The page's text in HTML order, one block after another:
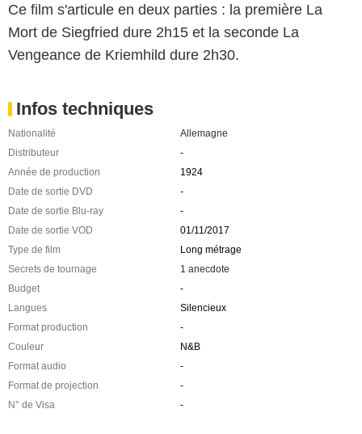
Ce film s'articule en deux parties : la première La
Mort de Siegfried dure 2h15 et la seconde La
Vengeance de Kriemhild dure 2h30.
Infos techniques
Nationalité
Allemagne
Distributeur
-
Année de production
1924
Date de sortie DVD
-
Date de sortie Blu-ray
-
Date de sortie VOD
01/11/2017
Type de film
Long métrage
Secrets de tournage
1 anecdote
Budget
-
Langues
Silencieux
Format production
-
Couleur
N&B
Format audio
-
Format de projection
-
N° de Visa
-